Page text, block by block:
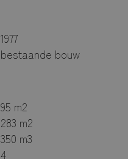
1977
bestaande bouw
95 m2
283 m2
350 m3
4